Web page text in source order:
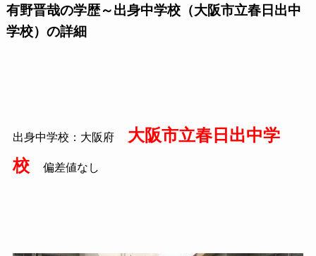
有野晋哉の学歴～出身中学校（大阪市立春日出中
学校）の詳細
出身中学校：大阪府
大阪市立春日出中学
校
偏差値なし